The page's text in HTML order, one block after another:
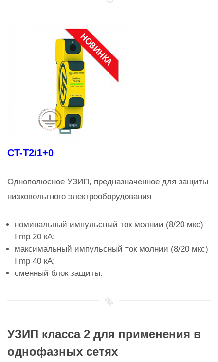
CT-T2/1+0
Однополюсное УЗИП, предназначенное для защиты
низковольтного электрооборудования
номинальный импульсный ток молнии (8/20 мкс)
Iimp 20 кА;
максимальный импульсный ток молнии (8/20 мкс)
Iimp 40 кА;
сменный блок защиты.
УЗИП класса 2 для применения в
однофазных сетях